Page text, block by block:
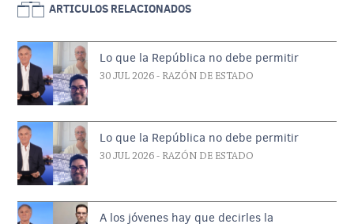
ARTICULOS RELACIONADOS
Lo que la República no debe permitir
30 JUL 2026 - RAZÓN DE ESTADO
Lo que la República no debe permitir
30 JUL 2026 - RAZÓN DE ESTADO
A los jóvenes hay que decirles la